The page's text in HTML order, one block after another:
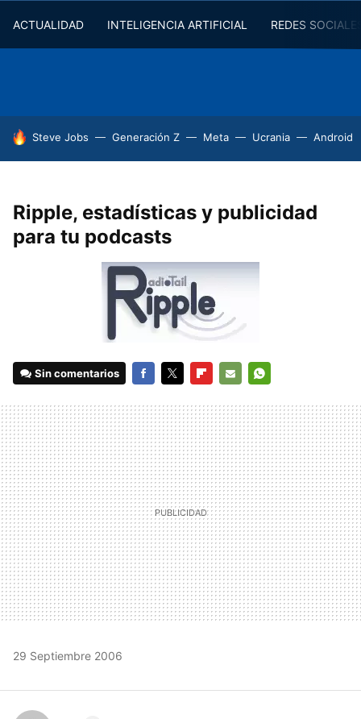
ACTUALIDAD INTELIGENCIA ARTIFICIAL REDES
HOY SE HABLA DE
Steve Jobs Generación Z Meta Ucrania Android
Ripple, estadísticas y publicidad
para tu podcasts
Sin comentarios
MAIL
29 Septiembre 2006